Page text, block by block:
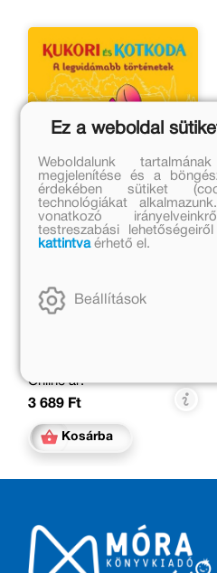
Bálint Ágnes, Németh
Ágnes
Online ár:
3 689 Ft
Kosárba
Ez a weboldal
Weboldalunk
megjelenítése és a
érdekében sütiket
technológiákat
vonatkozó
testreszabási
kattintvaérhető el.
Beállítások